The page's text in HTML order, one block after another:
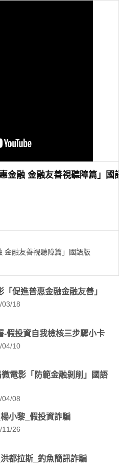
金融 金融友善視聽障篇」國
金融友善視聽障篇」國語版
「促進普惠金融金融友善」
03/18
-假投資自我檢核三步驟小卡
04/10
電影「防範金融剝削」國語
04/08
小黎_假投資詐騙
11/26
都拉斯_釣魚簡訊詐騙